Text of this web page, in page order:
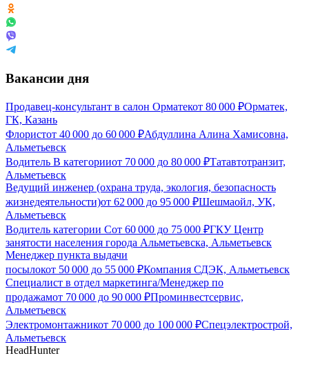
Вакансии дня
Продавец-консультант в салон Орматекот 80 000 ₽Орматек,
ГК, Казань
Флористот 40 000 до 60 000 ₽Абдуллина Алина Хамисовна,
Альметьевск
Водитель В категорииот 70 000 до 80 000 ₽Татавтотранзит,
Альметьевск
Ведущий инженер (охрана труда, экология, безопасность
жизнедеятельности)от 62 000 до 95 000 ₽Шешмаойл, УК,
Альметьевск
Водитель категории Сот 60 000 до 75 000 ₽ГКУ Центр
занятости населения города Альметьевска, Альметьевск
Менеджер пункта выдачи
посылокот 50 000 до 55 000 ₽Компания СДЭК, Альметьевск
Специалист в отдел маркетинга/Менеджер по
продажамот 70 000 до 90 000 ₽Проминвестсервис,
Альметьевск
Электромонтажникот 70 000 до 100 000 ₽Спецэлектрострой,
Альметьевск
HeadHunter